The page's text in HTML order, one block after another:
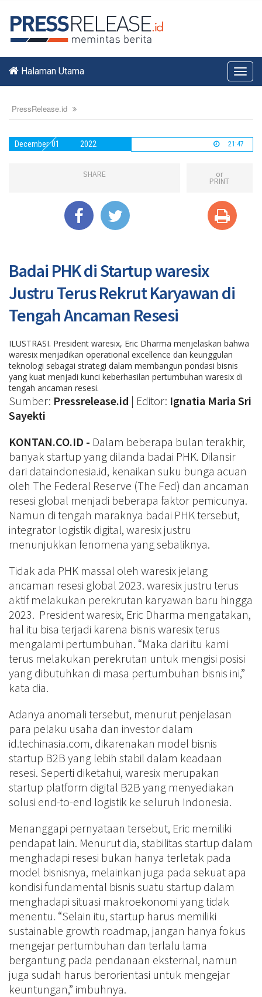
Halaman Utama
PressRelease.id
December 01 2022 21:47
SHARE or
PRINT
Badai PHK di Startup waresix
Justru Terus Rekrut Karyawan di
Tengah Ancaman Resesi
ILUSTRASI. President waresix, Eric Dharma menjelaskan bahwa
waresix menjadikan operational excellence dan keunggulan
teknologi sebagai strategi dalam membangun pondasi bisnis
yang kuat menjadi kunci keberhasilan pertumbuhan waresix di
tengah ancaman resesi.
Sumber: Pressrelease.id | Editor: Ignatia Maria Sri
Sayekti
KONTAN.CO.ID - Dalam beberapa bulan terakhir,
banyak startup yang dilanda badai PHK. Dilansir
dari dataindonesia.id, kenaikan suku bunga acuan
oleh The Federal Reserve (The Fed) dan ancaman
resesi global menjadi beberapa faktor pemicunya.
Namun di tengah maraknya badai PHK tersebut,
integrator logistik digital, waresix justru
menunjukkan fenomena yang sebaliknya.
Tidak ada PHK massal oleh waresix jelang
ancaman resesi global 2023. waresix justru terus
aktif melakukan perekrutan karyawan baru hingga
2023. President waresix, Eric Dharma mengatakan,
hal itu bisa terjadi karena bisnis waresix terus
mengalami pertumbuhan. “Maka dari itu kami
terus melakukan perekrutan untuk mengisi posisi
yang dibutuhkan di masa pertumbuhan bisnis ini,”
kata dia.
Adanya anomali tersebut, menurut penjelasan
para pelaku usaha dan investor dalam
id.techinasia.com, dikarenakan model bisnis
startup B2B yang lebih stabil dalam keadaan
resesi. Seperti diketahui, waresix merupakan
startup platform digital B2B yang menyediakan
solusi end-to-end logistik ke seluruh Indonesia.
Menanggapi pernyataan tersebut, Eric memiliki
pendapat lain. Menurut dia, stabilitas startup dalam
menghadapi resesi bukan hanya terletak pada
model bisnisnya, melainkan juga pada sekuat apa
kondisi fundamental bisnis suatu startup dalam
menghadapi situasi makroekonomi yang tidak
menentu. “Selain itu, startup harus memiliki
sustainable growth roadmap, jangan hanya fokus
mengejar pertumbuhan dan terlalu lama
bergantung pada pendanaan eksternal, namun
juga sudah harus berorientasi untuk mengejar
keuntungan,” imbuhnya.